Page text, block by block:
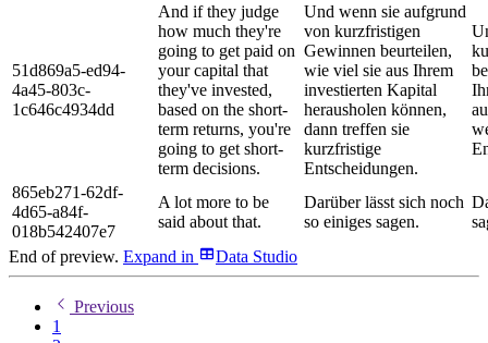
51d869a5-ed94-
4a45-803c-
1c646c4934dd
And if they judge
how much they're
going to get paid on
your capital that
they've invested,
based on the short-
term returns, you're
going to get short-
term decisions.
Und wenn sie aufgrund
von kurzfristigen
Gewinnen beurteilen,
wie viel sie aus Ihrem
investierten Kapital
herausholen können,
dann treffen sie
kurzfristige
Entscheidungen.
865eb271-62df-
4d65-a84f-
018b542407e7
A lot more to be
said about that.
Darüber lässt sich noch
so einiges sagen.
End of preview. Expand in Data Studio
Previous
1